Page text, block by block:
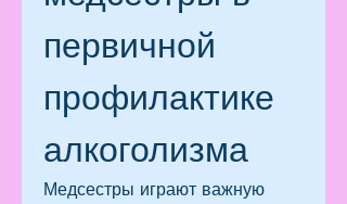
первичной
профилактике
алкоголизма
Медсестры играют важную